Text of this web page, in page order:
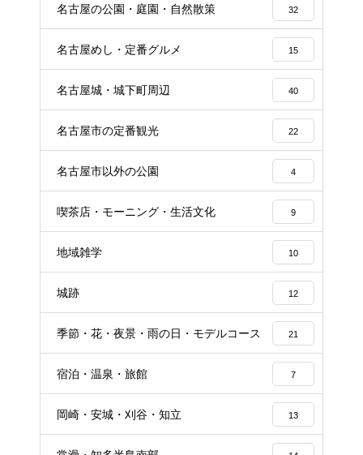
名古屋の公園・庭園・自然散策 32
名古屋めし・定番グルメ 15
名古屋城・城下町周辺 40
名古屋市の定番観光 22
名古屋市以外の公園 4
喫茶店・モーニング・生活文化 9
地域雑学 10
城跡 12
季節・花・夜景・雨の日・モデルコース 21
宿泊・温泉・旅館 7
岡崎・安城・刈谷・知立 13